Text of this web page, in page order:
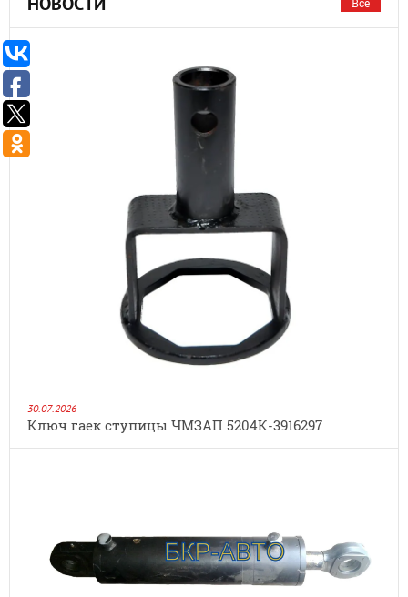
30.07.2026
Ключ гаек ступицы ЧМЗАП 5204К-3916297